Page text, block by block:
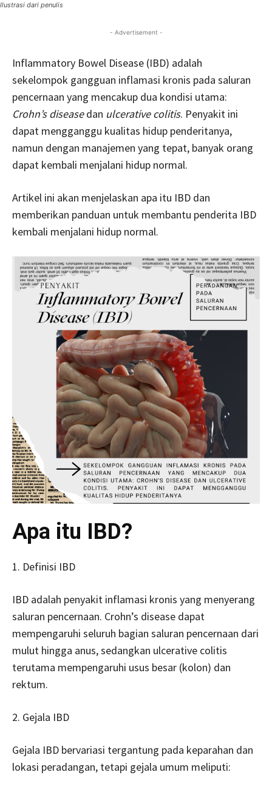
Ilustrasi dari penulis
- Advertisement -
Inflammatory Bowel Disease (IBD) adalah
sekelompok gangguan inflamasi kronis pada saluran
pencernaan yang mencakup dua kondisi utama:
Crohn’s diseasedan ulcerative colitis. Penyakit ini
dapat mengganggu kualitas hidup penderitanya,
namun dengan manajemen yang tepat, banyak orang
dapat kembali menjalani hidup normal.
Artikel ini akan menjelaskan apa itu IBD dan
memberikan panduan untuk membantu penderita IBD
kembali menjalani hidup normal.
Apa itu IBD?
1. Definisi IBD
IBD adalah penyakit inflamasi kronis yang menyerang
saluran pencernaan. Crohn’s disease dapat
mempengaruhi seluruh bagian saluran pencernaan dari
mulut hingga anus, sedangkan ulcerative colitis
terutama mempengaruhi usus besar (kolon) dan
rektum.
2. Gejala IBD
Gejala IBD bervariasi tergantung pada keparahan dan
lokasi peradangan, tetapi gejala umum meliputi: